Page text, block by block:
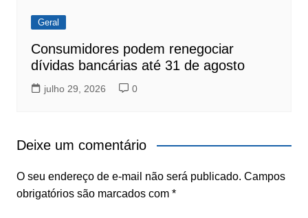
Geral
Consumidores podem renegociar
dívidas bancárias até 31 de agosto
julho 29, 2026 0
Deixe um comentário
O seu endereço de e-mail não será publicado. Campos
obrigatórios são marcados com *